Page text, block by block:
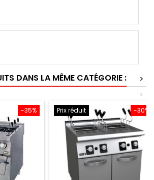
DANS LA MÊME CATÉGORIE :
>
<
-35% -30%
Prix réduit